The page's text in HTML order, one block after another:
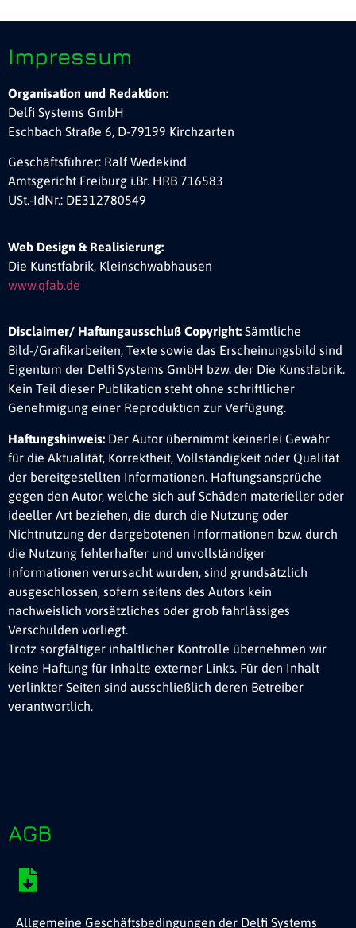
Impressum
Organisation und Redaktion:
Delfi Systems GmbH
Eschbach Straße 6, D-79199 Kirchzarten
Geschäftsführer: Ralf Wedekind
Amtsgericht Freiburg i.Br. HRB 716583
USt.-IdNr.: DE312780549
Web Design & Realisierung:
Die Kunstfabrik, Kleinschwabhausen
www.qfab.de
Disclaimer/ Haftungausschluß Copyright: Sämtliche
Bild-/Grafikarbeiten, Texte sowie das Erscheinungsbild sind
Eigentum der Delfi Systems GmbH bzw. der Die Kunstfabrik.
Kein Teil dieser Publikation steht ohne schriftlicher
Genehmigung einer Reproduktion zur Verfügung.
Haftungshinweis: Der Autor übernimmt keinerlei Gewähr
für die Aktualität, Korrektheit, Vollständigkeit oder Qualität
der bereitgestellten Informationen. Haftungsansprüche
gegen den Autor, welche sich auf Schäden materieller oder
ideeller Art beziehen, die durch die Nutzung oder
Nichtnutzung der dargebotenen Informationen bzw. durch
die Nutzung fehlerhafter und unvollständiger
Informationen verursacht wurden, sind grundsätzlich
ausgeschlossen, sofern seitens des Autors kein
nachweislich vorsätzliches oder grob fahrlässiges
Verschulden vorliegt.
Trotz sorgfältiger inhaltlicher Kontrolle übernehmen wir
keine Haftung für Inhalte externer Links. Für den Inhalt
verlinkter Seiten sind ausschließlich deren Betreiber
verantwortlich.
AGB
Allgemeine Geschäftsbedingungen der Delfi Systems